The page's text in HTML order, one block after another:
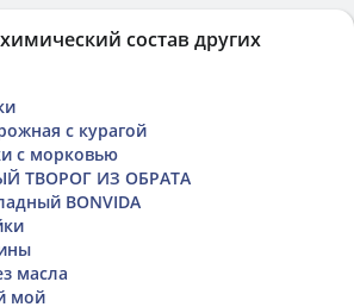
состав других
с курагой
с морковью
ТВОРОГ ИЗ ОБРАТА
BONVIDA
масла
мой